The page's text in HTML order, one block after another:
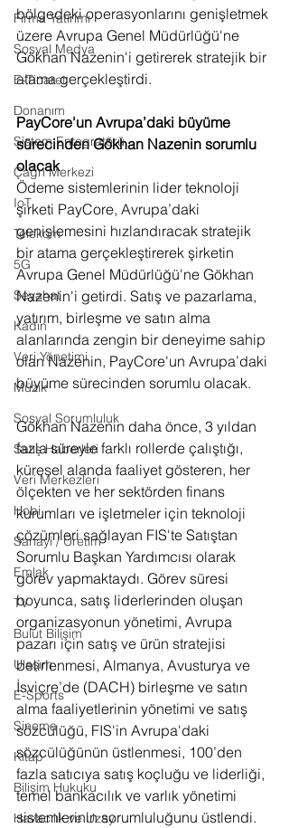
Firma Yatırımı
Sosyal Medya
E-Ticaret
Donanım
Sistem Entegratörü
Çağrı Merkezi
IoT
Telekom
5G
Seyahat
Kadın
Veri Yönetimi
Müzik
Sosyal Sorumluluk
Satış Haberleri
Veri Merkezleri
Hobi
Sanayi / Üretim
Emlak
TV
Bulut Bilişim
Ulaşım
E-Sports
Sinema
Kitap
Bilişim Hukuku
Havacılık ve Uzay
bölgedeki operasyonlarını genişletmek
üzere Avrupa Genel Müdürlüğü'ne
Gökhan Nazenin'i getirerek stratejik bir
atama gerçekleştirdi.
PayCore'un Avrupa’daki büyüme
sürecinden Gökhan Nazenin sorumlu
olacak
Ödeme sistemlerinin lider teknoloji
şirketi PayCore, Avrupa’daki
genişlemesini hızlandıracak stratejik
bir atama gerçekleştirerek şirketin
Avrupa Genel Müdürlüğü'ne Gökhan
Nazenin'i getirdi. Satış ve pazarlama,
yatırım, birleşme ve satın alma
alanlarında zengin bir deneyime sahip
olan Nazenin, PayCore'un Avrupa’daki
büyüme sürecinden sorumlu olacak.
Gökhan Nazenin daha önce, 3 yıldan
fazla süreyle farklı rollerde çalıştığı,
küresel alanda faaliyet gösteren, her
ölçekten ve her sektörden finans
kurumları ve işletmeler için teknoloji
çözümleri sağlayan FIS'te Satıştan
Sorumlu Başkan Yardımcısı olarak
görev yapmaktaydı. Görev süresi
boyunca, satış liderlerinden oluşan
organizasyonun yönetimi, Avrupa
pazarı için satış ve ürün stratejisi
belirlenmesi, Almanya, Avusturya ve
İsviçre’de (DACH) birleşme ve satın
alma faaliyetlerinin yönetimi ve satış
sözcülüğü, FIS'in Avrupa'daki
sözcülüğünün üstlenmesi, 100’den
fazla satıcıya satış koçluğu ve liderliği,
temel bankacılık ve varlık yönetimi
sistemlerinin sorumluluğunu üstlendi.